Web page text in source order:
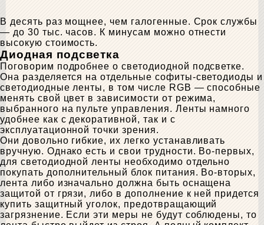
В десять раз мощнее, чем галогенные. Срок службы
— до 30 тыс. часов. К минусам можно отнести
высокую стоимость.
Диодная подсветка
Поговорим подробнее о светодиодной подсветке.
Она разделяется на отдельные софиты-светодиоды и
светодиодные ленты, в том числе RGB — способные
менять свой цвет в зависимости от режима,
выбранного на пульте управления. Ленты намного
удобнее как с декоративной, так и с
эксплуатационной точки зрения.
Они довольно гибкие, их легко устанавливать
вручную. Однако есть и свои трудности. Во-первых,
для светодиодной ленты необходимо отдельно
покупать дополнительный блок питания. Во-вторых,
лента либо изначально должна быть оснащена
защитой от грязи, либо в дополнение к ней придется
купить защитный уголок, предотвращающий
загрязнение. Если эти меры не будут соблюдены, то